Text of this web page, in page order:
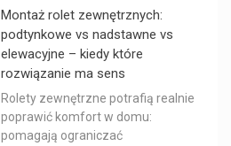
Montaż rolet zewnętrznych:
podtynkowe vs nadstawne vs
elewacyjne – kiedy które
rozwiązanie ma sens
Rolety zewnętrzne potrafią realnie
poprawić komfort w domu:
pomagają ograniczać